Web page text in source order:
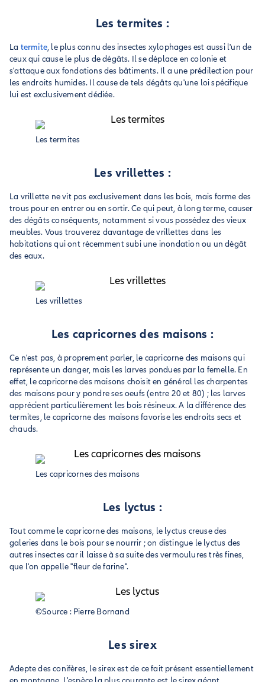
Les termites :
La termite, le plus connu des insectes xylophages est aussi l'un de
ceux qui cause le plus de dégâts. Il se déplace en colonie et
s'attaque aux fondations des bâtiments. Il a une prédilection pour
les endroits humides. Il cause de tels dégâts qu'une loi spécifique
lui est exclusivement dédiée.
Les termites
Les vrillettes :
La vrillette ne vit pas exclusivement dans les bois, mais forme des
trous pour en entrer ou en sortir. Ce qui peut, à long terme, causer
des dégâts conséquents, notamment si vous possédez des vieux
meubles. Vous trouverez davantage de vrillettes dans les
habitations qui ont récemment subi une inondation ou un dégât
des eaux.
Les vrillettes
Les capricornes des maisons :
Ce n'est pas, à proprement parler, le capricorne des maisons qui
représente un danger, mais les larves pondues par la femelle. En
effet, le capricorne des maisons choisit en général les charpentes
des maisons pour y pondre ses oeufs (entre 20 et 80) ; les larves
apprécient particulièrement les bois résineux. A la différence des
termites, le capricorne des maisons favorise les endroits secs et
chauds.
Les capricornes des maisons
Les lyctus :
Tout comme le capricorne des maisons, le lyctus creuse des
galeries dans le bois pour se nourrir ; on distingue le lyctus des
autres insectes car il laisse à sa suite des vermoulures très fines,
que l'on appelle "fleur de farine".
©Source : Pierre Bornand
Les sirex
Adepte des conifères, le sirex est de ce fait présent essentiellement